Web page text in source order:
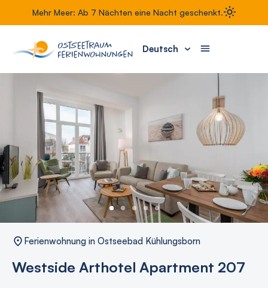
Mehr Meer: Ab 7 Nächten eine Nacht geschenkt.
Deutsch
Ferienwohnung in Ostseebad Kühlungsborn
Westside Arthotel Apartment 207